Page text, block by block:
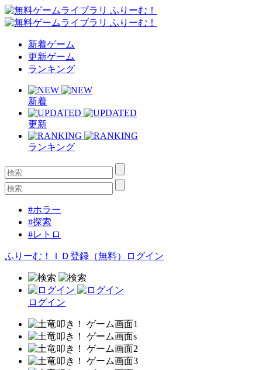
新着ゲーム
更新ゲーム
ランキング
新着
更新
ランキング
#ホラー
#探索
#レトロ
ふりーむ！ＩＤ登録（無料） ログイン
ログイン